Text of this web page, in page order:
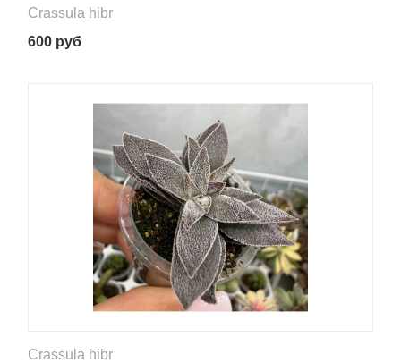
Crassula hibr
600 руб
Crassula hibr